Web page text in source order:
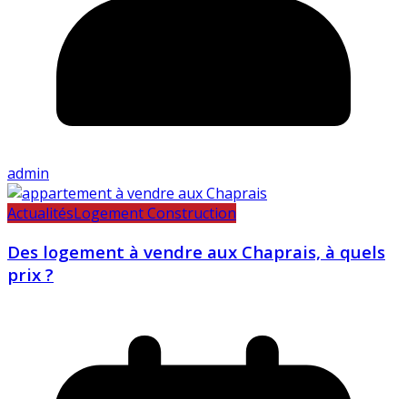
admin
ActualitésLogement Construction
Des logement à vendre aux Chaprais, à quels
prix ?